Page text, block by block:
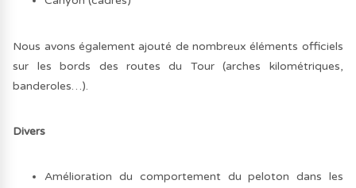
Nous avons également ajouté de nombreux éléments officiels
sur les bords des routes du Tour (arches kilométriques,
banderoles…).
Divers
Amélioration du comportement du peloton dans les